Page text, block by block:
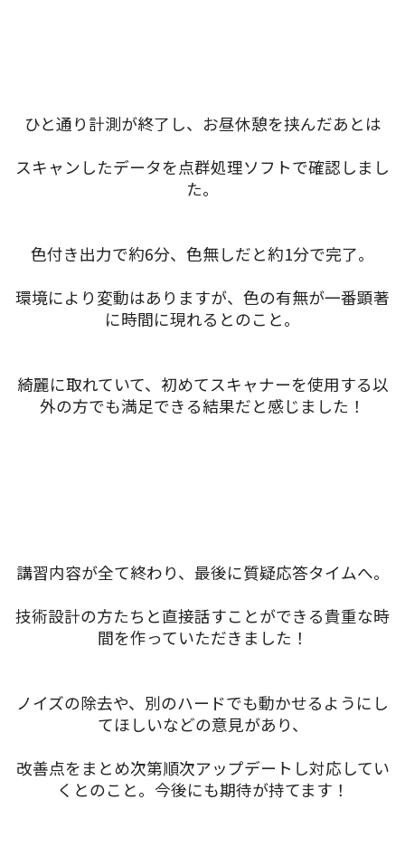
ひと通り計測が終了し、お昼休憩を挟んだあとは
スキャンしたデータを点群処理ソフトで確認しまし
た。
色付き出力で約6分、色無しだと約1分で完了。
環境により変動はありますが、色の有無が一番顕著
に時間に現れるとのこと。
綺麗に取れていて、初めてスキャナーを使用する以
外の方でも満足できる結果だと感じました！
講習内容が全て終わり、最後に質疑応答タイムへ。
技術設計の方たちと直接話すことができる貴重な時
間を作っていただきました！
ノイズの除去や、別のハードでも動かせるようにし
てほしいなどの意見があり、
改善点をまとめ次第順次アップデートし対応してい
くとのこと。今後にも期待が持てます！